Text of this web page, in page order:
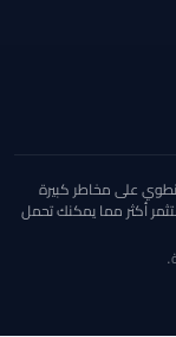
على مخاطر كبيرة
أكثر مما يمكنك تحمل